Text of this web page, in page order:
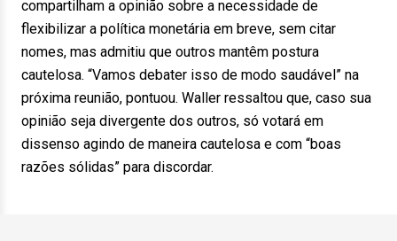
compartilham a opinião sobre a necessidade de
flexibilizar a política monetária em breve, sem citar
nomes, mas admitiu que outros mantêm postura
cautelosa. “Vamos debater isso de modo saudável” na
próxima reunião, pontuou. Waller ressaltou que, caso sua
opinião seja divergente dos outros, só votará em
dissenso agindo de maneira cautelosa e com “boas
razões sólidas” para discordar.